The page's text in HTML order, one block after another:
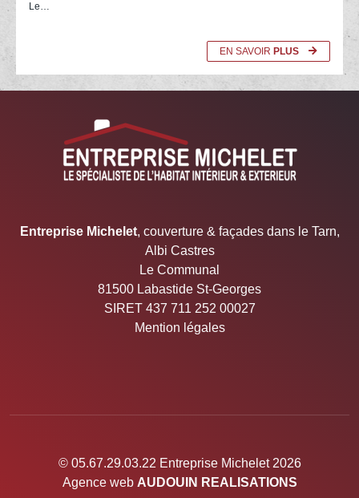
Le…
EN SAVOIR PLUS
05.67.29.03.22 Entreprise Michelet
Entreprise Michelet, couverture & façades dans le Tarn,
Albi Castres
Le Communal
81500 Labastide St-Georges
SIRET 437 711 252 00027
Mention légales
© 05.67.29.03.22 Entreprise Michelet 2026
Agence web AUDOUIN REALISATIONS